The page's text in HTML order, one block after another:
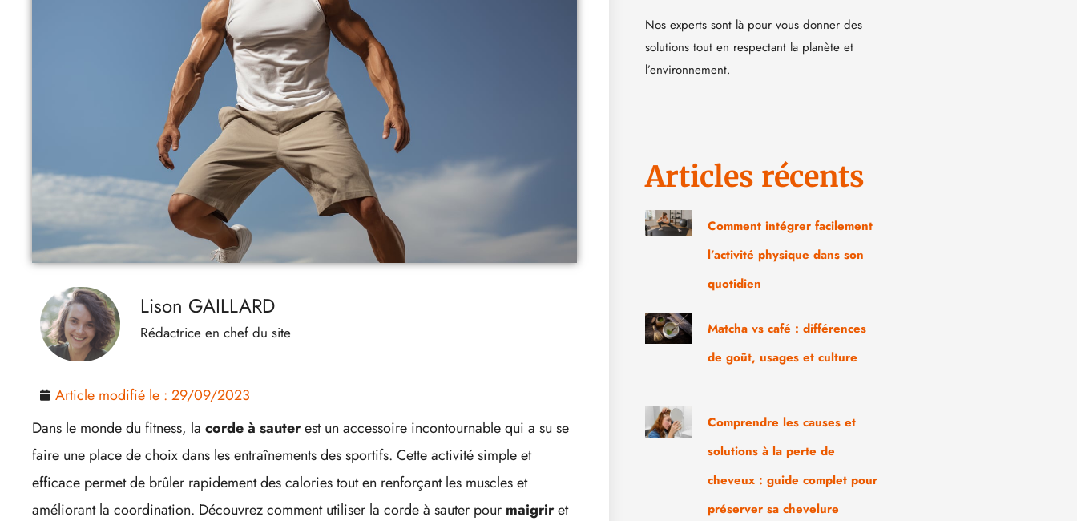
Lison GAILLARD
Rédactrice en chef du site
Article modifié le : 29/09/2023
Dans le monde du fitness, la corde à sauterest un accessoire incontournable qui a su se
faire une place de choix dans les entraînements des sportifs. Cette activité simple et
efficace permet de brûler rapidement des calories tout en renforçant les muscles et
améliorant la coordination. Découvrez comment utiliser la corde à sauter pour maigriret
Nos experts sont là pour vous donner des
solutions tout en respectant la planète et
l’environnement.
Articles récents
Comment intégrer facilement
l’activité physique dans son
quotidien
Matcha vs café : différences
de goût, usages et culture
Comprendre les causes et
solutions à la perte de
cheveux : guide complet pour
préserver sa chevelure